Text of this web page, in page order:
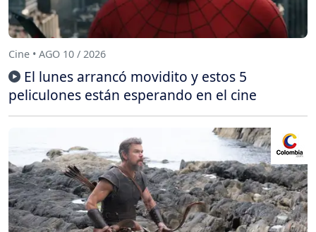
Cine • AGO 10 / 2026
El lunes arrancó movidito y estos 5
peliculones están esperando en el cine